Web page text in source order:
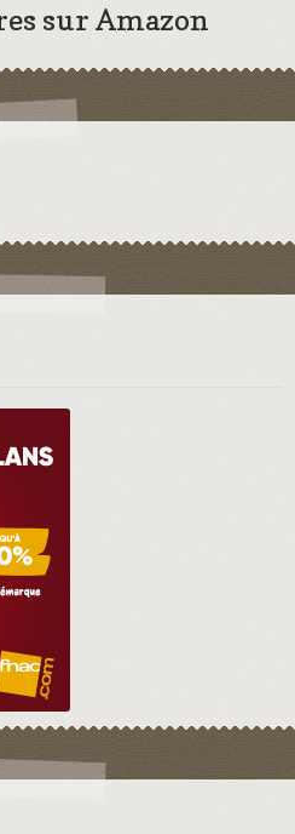
sur Amazon